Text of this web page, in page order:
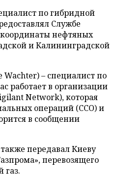
по гибридной
Службе
нефтяных
и Калининградской
Wachter) – специалист по
работает в организации
Network), которая
операций (ССО) и
в сообщении
передавал Киеву
перевозящего